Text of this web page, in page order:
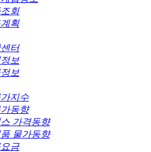
회
획
터
보
보
지수
동향
가격동향
물가동향
금